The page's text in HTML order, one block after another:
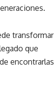
transformar
que
encontrarlas